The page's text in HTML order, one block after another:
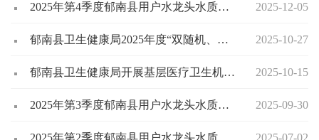
2025年第4季度郁南县用户水龙头水质监测情况一览表 2025-12-05
郁南县卫生健康局2025年度“双随机、一公开”结果公示 2025-10-27
郁南县卫生健康局开展基层医疗卫生机构巡查 2025-10-15
2025年第3季度郁南县用户水龙头水质监测情况一览表 2025-09-30